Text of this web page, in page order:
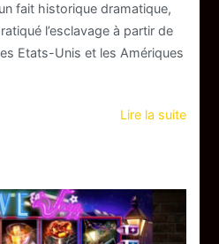
fait historique dramatique,
l’esclavage à partir de
Etats-Unis et les Amériques
Lire la suite